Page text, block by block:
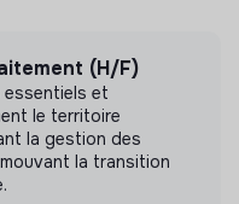
de mesure d'impact
(H/F)
essentiels et
le territoire
la gestion des
la transition